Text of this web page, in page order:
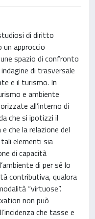
di diritto
approccio
spazio di confronto
di trasversale
e il turismo. In
e ambiente
all’interno di
che si ipotizzi il
che la relazione del
elementi sia
di capacità
di per sé lo
contributiva, qualora
“virtuose”.
non può
che tasse e